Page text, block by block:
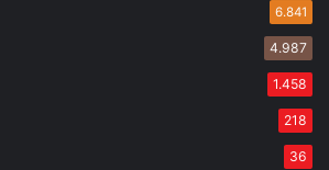
6.841
4.987
1.458
218
36